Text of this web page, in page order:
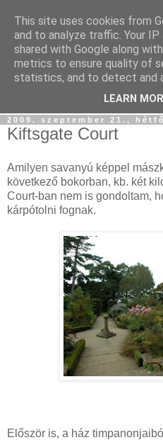
Szőttesföld
Képes és képtelen
Középfölde kockás kendőjén...
2009. szeptember 21., hétfő
Kiftsgate Court
Amilyen savanyú képpel
következő bokorban, kb. két
Court-ban nem is gondoltam,
kárpótolni fognak.
Először is, a ház
This site uses cookies from
and to analyze traffic. Your
shared with Google along
metrics to ensure quality of
statistics, and to detect and
LEARN